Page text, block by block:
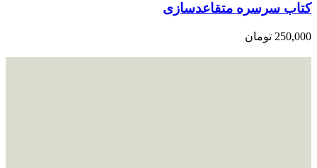
کتاب سرسره متقاعدسازی
250,000 تومان